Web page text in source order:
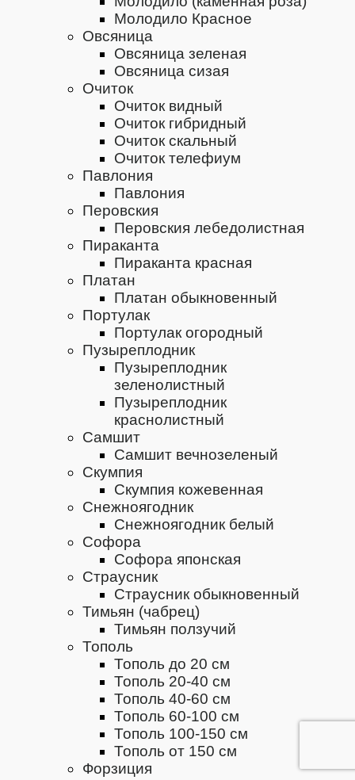
Молодило Красное
Овсяница
Овсяница зеленая
Овсяница сизая
Очиток
Очиток видный
Очиток гибридный
Очиток скальный
Очиток телефиум
Павлония
Павлония
Перовския
Перовския лебедолистная
Пираканта
Пираканта красная
Платан
Платан обыкновенный
Портулак
Портулак огородный
Пузыреплодник
Пузыреплодник
зеленолистный
Пузыреплодник
краснолистный
Самшит
Самшит вечнозеленый
Скумпия
Скумпия кожевенная
Снежноягодник
Снежноягодник белый
Софора
Софора японская
Страусник
Страусник обыкновенный
Тимьян (чабрец)
Тимьян ползучий
Тополь
Тополь до 20 см
Тополь 20-40 см
Тополь 40-60 см
Тополь 60-100 см
Тополь 100-150 см
Тополь от 150 см
Форзиция